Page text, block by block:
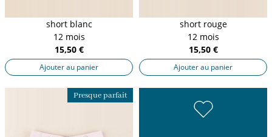
short blanc
12 mois
15,50 €
Ajouter au panier
short rouge
12 mois
15,50 €
Ajouter au panier
Presque parfait